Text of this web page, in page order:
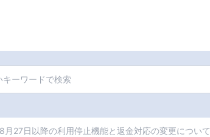
27日以降の利用停止機能と返金対応の変更について